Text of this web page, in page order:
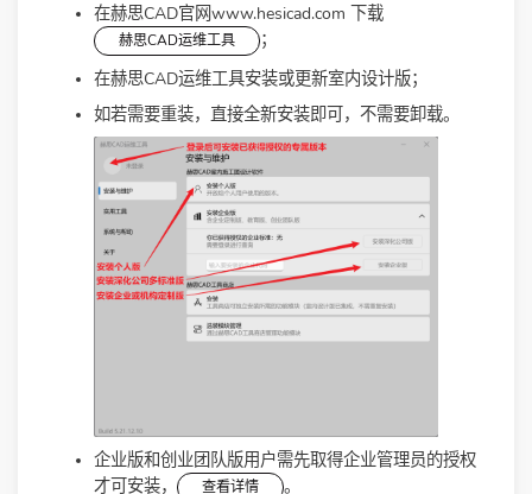
在赫思CAD官网www.hesicad.com 下载
赫思CAD运维工具
；
在赫思CAD运维工具安装或更新室内设计版；
如若需要重装，直接全新安装即可，不需要卸载。
企业版和创业团队版用户需先取得企业管理员的授权
才可安装，
查看详情 。